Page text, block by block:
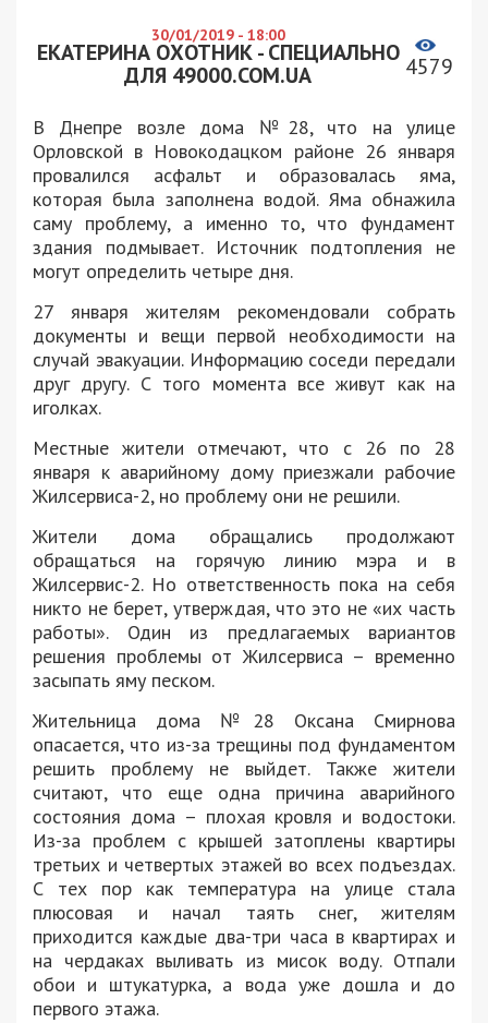
30/01/2019 - 18:00
ЕКАТЕРИНА ОХОТНИК - СПЕЦИАЛЬНО
ДЛЯ 49000.COM.UA
4579
В Днепре возле дома №28, что на улице
Орловской в Новокодацком районе 26 января
провалился асфальт и образовалась яма,
которая была заполнена водой. Яма обнажила
саму проблему, а именно то, что фундамент
здания подмывает. Источник подтопления не
могут определить четыре дня.
27 января жителям рекомендовали собрать
документы и вещи первой необходимости на
случай эвакуации. Информацию соседи передали
друг другу. С того момента все живут как на
иголках.
Местные жители отмечают, что с 26 по 28
января к аварийному дому приезжали рабочие
Жилсервиса-2, но проблему они не решили.
Жители дома обращались продолжают
обращаться на горячую линию мэра и в
Жилсервис-2. Но ответственность пока на себя
никто не берет, утверждая, что это не «их часть
работы». Один из предлагаемых вариантов
решения проблемы от Жилсервиса – временно
засыпать яму песком.
Жительница дома №28 Оксана Смирнова
опасается, что из-за трещины под фундаментом
решить проблему не выйдет. Также жители
считают, что еще одна причина аварийного
состояния дома – плохая кровля и водостоки.
Из-за проблем с крышей затоплены квартиры
третьих и четвертых этажей во всех подъездах.
С тех пор как температура на улице стала
плюсовая и начал таять снег, жителям
приходится каждые два-три часа в квартирах и
на чердаках выливать из мисок воду. Отпали
обои и штукатурка, а вода уже дошла и до
первого этажа.